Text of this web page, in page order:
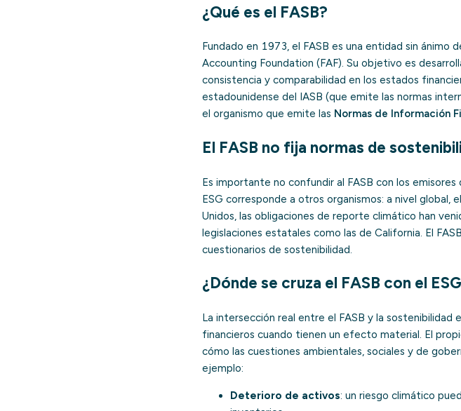
¿Qué es el FASB?
Fundado en 1973, el FASB es una entidad sin ánimo
Accounting Foundation (FAF). Su objetivo es
consistencia y comparabilidad en los estados
estadounidense del IASB (que emite las normas
el organismo que emite las Normas de Información
El FASB no fija normas de
Es importante no confundir al FASB con los
ESG corresponde a otros organismos: a nivel global, el
Unidos, las obligaciones de reporte climático han
legislaciones estatales como las de California. El
cuestionarios de sostenibilidad.
¿Dónde se cruza el FASB con el
La intersección real entre el FASB y la sostenibilidad
financieros cuando tienen un efecto material. El
cómo las cuestiones ambientales, sociales y de
ejemplo:
Deterioro de activos: un riesgo climático